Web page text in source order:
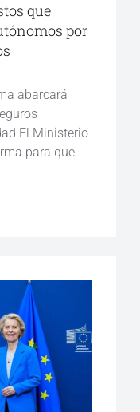
que
por
abarcará
El Ministerio
para que